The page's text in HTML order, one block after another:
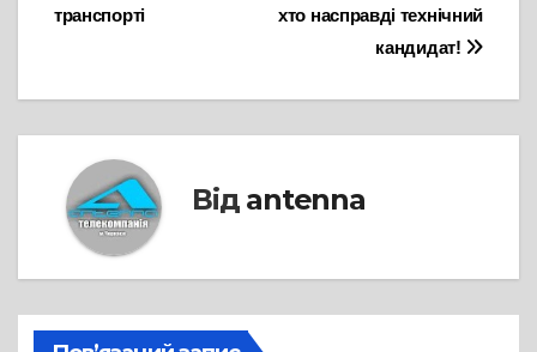
хто насправді технічний
кандидат!
транспорті
Від antenna